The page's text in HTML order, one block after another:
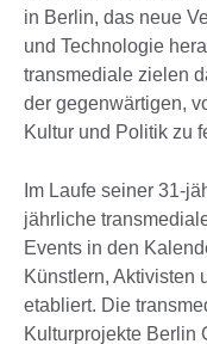
in Berlin, das neue
und Technologie
transmediale zielen
der gegenwärtigen,
Kultur und Politik zu
Im Laufe seiner 31-
jährliche
Events in den
Künstlern, Aktivisten
etabliert. Die
Kulturprojekte Berlin